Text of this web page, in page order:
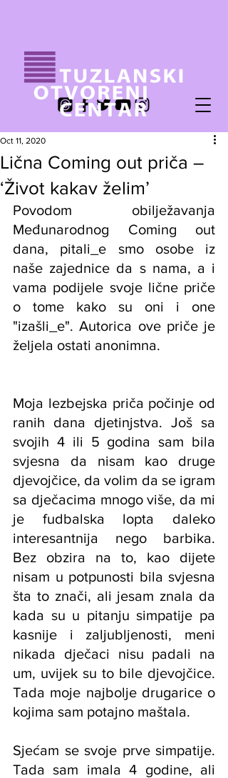
Lična Coming out priča –
‘Život kakav želim’
Oct 11, 2020
Povodom obilježavanja
Međunarodnog Coming out
dana, pitali_e smo osobe iz
naše zajednice da s nama, a i
vama podijele svoje lične priče
o tome kako su oni i one
"izašli_e". Autorica ove priče je
željela ostati anonimna.
Moja lezbejska priča počinje od
ranih dana djetinjstva. Još sa
svojih 4 ili 5 godina sam bila
svjesna da nisam kao druge
djevojčice, da volim da se igram
sa dječacima mnogo više, da mi
je fudbalska lopta daleko
interesantnija nego barbika.
Bez obzira na to, kao dijete
nisam u potpunosti bila svjesna
šta to znači, ali jesam znala da
kada su u pitanju simpatije pa
kasnije i zaljubljenosti, meni
nikada dječaci nisu padali na
um, uvijek su to bile djevojčice.
Tada moje najbolje drugarice o
kojima sam potajno maštala.
Sjećam se svoje prve simpatije.
Tada sam imala 4 godine, ali